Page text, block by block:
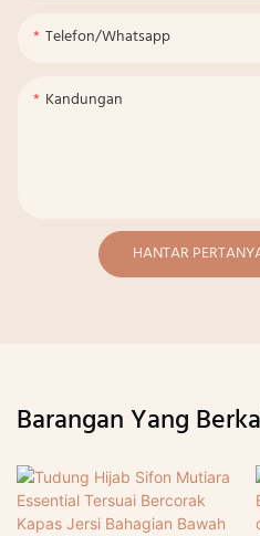
Telefon/whatsapp
Kandungan
HANTAR
Barangan Yang